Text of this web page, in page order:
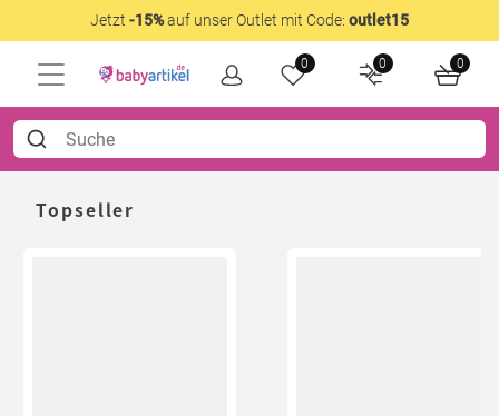
Jetzt -15%auf unser Outlet mit Code: outlet15
0 0 0
Topseller